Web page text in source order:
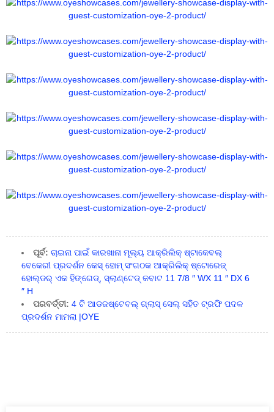
ପୂର୍ବ: ଚାଇନା ପାଇଁ କାରଖାନା ମୂଲ୍ୟ ଆକ୍ରିଲିକ୍ ଷ୍ଟାକେବଲ୍
ବେକେରୀ ପ୍ରଦର୍ଶନ କେସ୍ ହୋମ୍ ସଂଗଠକ ଆକ୍ରିଲିକ୍ ଷ୍ଟୋରେଜ୍
ହୋଲ୍ଡର୍ ଏକ ହିଙ୍ଗେଡ୍, ସ୍ଲାଣ୍ଟେଡ୍ କବାଟ 11 7/8 ″ WX 11 ″ DX 6
″ H
ପରବର୍ତ୍ତୀ: 4 ଟି ଆଡଜଷ୍ଟେବଲ୍ ଗ୍ଲାସ୍ ସେଲ୍ ସହିତ ଟ୍ରଫି ପଦକ
ପ୍ରଦର୍ଶନ ମାମଲା |OYE